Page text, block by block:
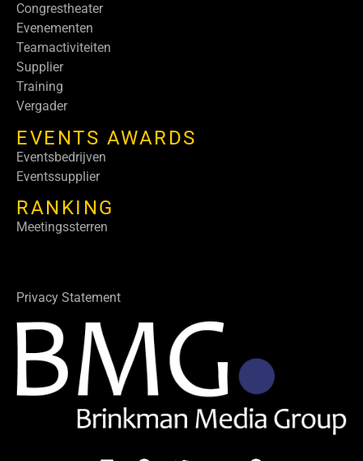
Congrestheater
Evenementen
Teamactiviteiten
Supplier
Training
Vergader
EVENTS AWARDS
Eventsbedrijven
Eventssupplier
RANKING
Meetingssterren
Privacy Statement